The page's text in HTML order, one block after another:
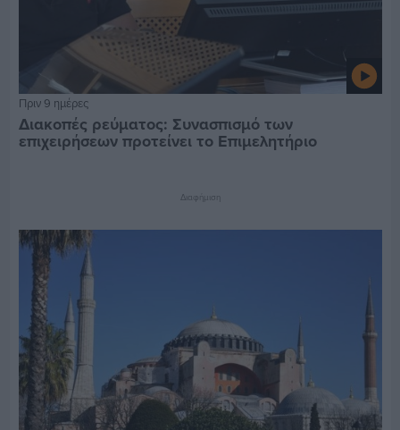
Πριν 9 ημέρες
Διακοπές ρεύματος: Συνασπισμό των
επιχειρήσεων προτείνει το Επιμελητήριο
Διαφήμιση